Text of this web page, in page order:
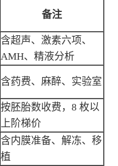
备注
含超声、激素六项、
AMH、精液分析
含药费、麻醉、实验室
按胚胎数收费，8 枚以
上阶梯价
含内膜准备、解冻、移
植